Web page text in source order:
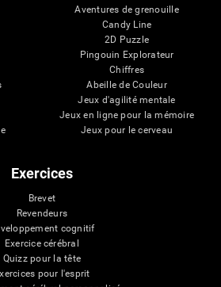
Aventures de grenouille
Candy Line
2D Puzzle
Pingouin Explorateur
Chiffres
Abeille de Couleur
Jeux d'agilité mentale
Jeux en ligne pour la mémoire
Jeux pour le cerveau
Exercices
Brevet
Revendeurs
cognitif
Exercice cérébral
Quizz pour la tête
pour l'esprit